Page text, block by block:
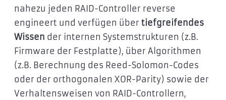
nahezu jeden RAID-Controller reverse
engineert und verfügen über tiefgreifendes
Wissen der internen Systemstrukturen (z.B.
Firmware der Festplatte), über Algorithmen
(z.B. Berechnung des Reed-Solomon-Codes
oder der orthogonalen XOR-Parity) sowie der
Verhaltensweisen von RAID-Controllern,